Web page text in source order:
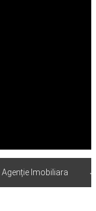
Imobiliara